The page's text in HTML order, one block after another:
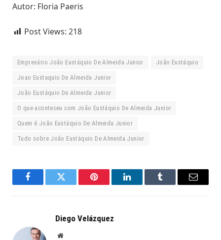
Autor: Floria Paeris
Post Views: 218
Empresário João Eustáquio De Almeida Junior João Eustáquio
Joao Eustaquio De Almeida Junior
João Eustáquio De Almeida Junior
O que aconteceu com João Eustáquio De Almeida Junior
Quem é João Eustáquio De Almeida Junior
Tudo sobre João Eustáquio De Almeida Junior
FacebookTwitter Pinterest LinkedInTumblr Email
Diego Velázquez
Website